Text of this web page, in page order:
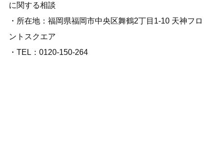
に関する相談
・所在地：福岡県福岡市中央区舞鶴2丁⽬1-10 天神フロ
ントスクエア
・TEL：0120-150-264